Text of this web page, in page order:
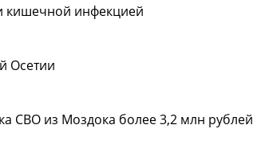
кишечной инфекцией
Осетии
СВО из Моздока более 3,2 млн рублей